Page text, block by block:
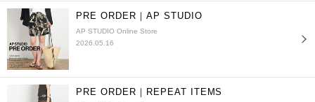
PRE ORDER｜AP STUDIO
AP STUDIO Online Store
2026.05.16
PRE ORDER｜REPEAT ITEMS